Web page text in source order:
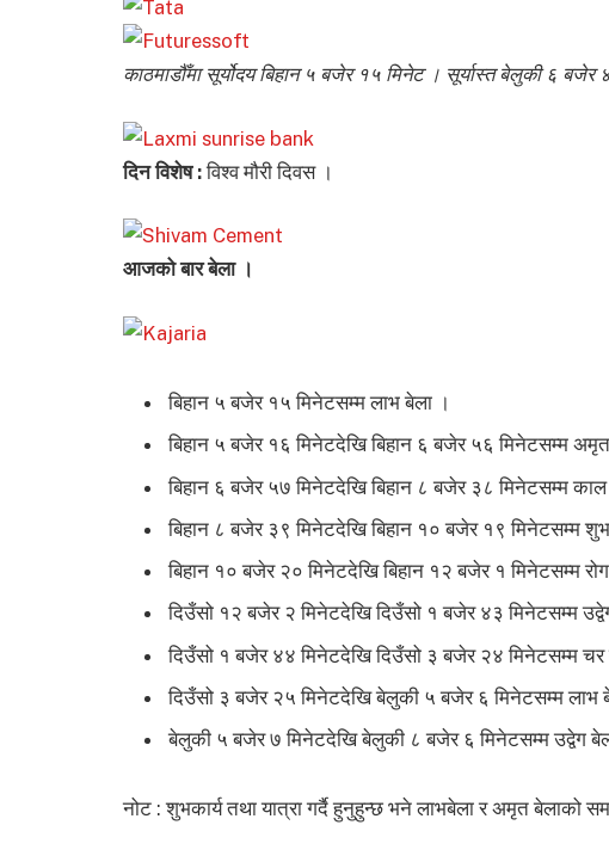
काठमाडौँमा सूर्योदय बिहान ५ बजेर १५ मिनेट । सूर्यास्त बेलुकी ६
दिन विशेष :विश्व मौरी दिवस ।
आजको बार बेला ।
बिहान ५ बजेर १५ मिनेटसम्म लाभ बेला ।
बिहान ५ बजेर १६ मिनेटदेखि बिहान ६ बजेर ५६ मिनेटसम्म
बिहान ६ बजेर ५७ मिनेटदेखि बिहान ८ बजेर ३८ मिनेटसम्म काल
बिहान ८ बजेर ३९ मिनेटदेखि बिहान १० बजेर १९ मिनेटसम्म
बिहान १० बजेर २० मिनेटदेखि बिहान १२ बजेर १ मिनेटसम्म
दिउँसो १२ बजेर २ मिनेटदेखि दिउँसो १ बजेर ४३ मिनेटसम्म
दिउँसो १ बजेर ४४ मिनेटदेखि दिउँसो ३ बजेर २४ मिनेटसम्म चर
दिउँसो ३ बजेर २५ मिनेटदेखि बेलुकी ५ बजेर ६ मिनेटसम्म लाभ
बेलुकी ५ बजेर ७ मिनेटदेखि बेलुकी ८ बजेर ६ मिनेटसम्म उद्वेग
नोट : शुभकार्य तथा यात्रा गर्दै हुनुहुन्छ भने लाभबेला र अमृत बेलाको